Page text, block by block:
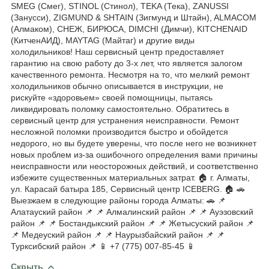
SMEG (Смег), STINOL (Стинол), TEKA (Тека), ZANUSSI
(Занусси), ZIGMUND & SHTAIN (Зигмунд и Штайн), ALMACOM
(Алмаком), СНЕЖ, БИРЮСА, DIMCHI (Димчи), KITCHENAID
(КитченАИД), MAYTAG (Майтаг) и другие виды
холодильников! Наш сервисный центр предоставляет
гарантию на свою работу до 3-х лет, что является залогом
качественного ремонта. Несмотря на то, что мелкий ремонт
холодильников обычно описывается в инструкции, не
рискуйте «здоровьем» своей помощницы, пытаясь
ликвидировать поломку самостоятельно. Обратитесь в
сервисный центр для устранения неисправности. Ремонт
несложной поломки производится быстро и обойдется
недорого, но вы будете уверены, что после него не возникнет
новых проблем из-за ошибочного определения вами причины
неисправности или неосторожных действий, и соответственно
избежите существенных материальных затрат. 🏠 г. Алматы,
ул. Карасай батыра 185, Сервисный центр ICEBERG. 🏠 🚗
Выезжаем в следующие районы города Алматы: 🚗 📌
Алатауский район 📌 📌 Алмалинский район 📌 📌 Ауэзовский
район 📌 📌 Бостандыкский район 📌 📌 Жетысуский район 📌
📌 Медеуский район 📌 📌 Наурызбайский район 📌 📌
Турксибский район 📌 📱 +7 (775) 007-85-45 📱
Скрыть